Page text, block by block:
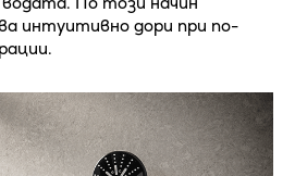
интуитивно дори при по-